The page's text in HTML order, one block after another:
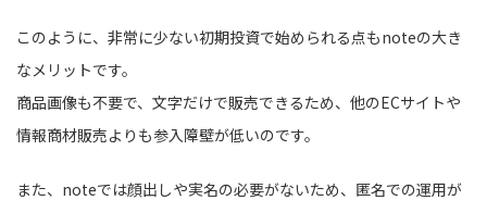
このように、非常に少ない初期投資で始められる点もnoteの大き
なメリットです。
商品画像も不要で、文字だけで販売できるため、他のECサイトや
情報商材販売よりも参入障壁が低いのです。
また、noteでは顔出しや実名の必要がないため、匿名での運用が